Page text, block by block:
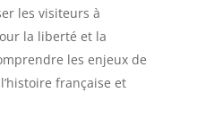
les visiteurs à
la liberté et la
les enjeux de
française et